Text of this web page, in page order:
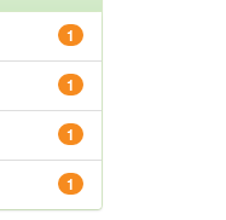
1
1
1
1